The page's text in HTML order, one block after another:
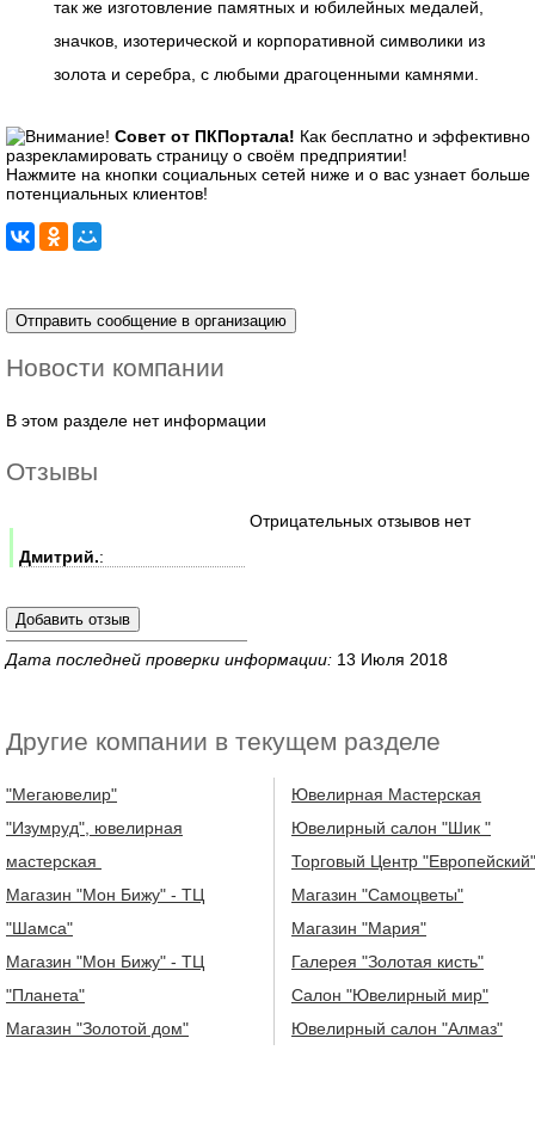
так же изготовление памятных и юбилейных медалей,
значков, изотерической и корпоративной символики из
золота и серебра, с любыми драгоценными камнями.
Совет от ПКПортала! Как бесплатно и эффективно
разрекламировать страницу о своём предприятии!
Нажмите на кнопки социальных сетей ниже и о вас узнает больше
потенциальных клиентов!
Новости компании
В этом разделе нет информации
Отзывы
Дмитрий.:
Отрицательных отзывов нет
Дата последней проверки информации: 13 Июля 2018
Другие компании в текущем разделе
"Мегаювелир"
"Изумруд", ювелирная
мастерская
Магазин "Мон Бижу" - ТЦ
"Шамса"
Магазин "Мон Бижу" - ТЦ
"Планета"
Магазин "Золотой дом"
Ювелирная Мастерская
Ювелирный салон "Шик "
Торговый Центр
Магазин "Самоцветы"
Магазин "Мария"
Галерея "Золотая кисть"
Салон "Ювелирный мир"
Ювелирный салон "Алмаз"